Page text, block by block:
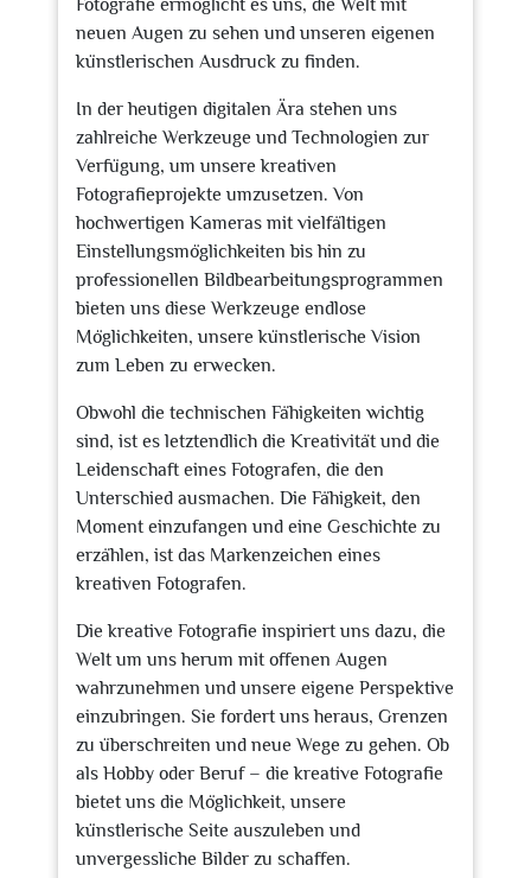
Fotografie ermöglicht es uns, die Welt mit
neuen Augen zu sehen und unseren eigenen
künstlerischen Ausdruck zu finden.
In der heutigen digitalen Ära stehen uns
zahlreiche Werkzeuge und Technologien zur
Verfügung, um unsere kreativen
Fotografieprojekte umzusetzen. Von
hochwertigen Kameras mit vielfältigen
Einstellungsmöglichkeiten bis hin zu
professionellen Bildbearbeitungsprogrammen
bieten uns diese Werkzeuge endlose
Möglichkeiten, unsere künstlerische Vision
zum Leben zu erwecken.
Obwohl die technischen Fähigkeiten wichtig
sind, ist es letztendlich die Kreativität und die
Leidenschaft eines Fotografen, die den
Unterschied ausmachen. Die Fähigkeit, den
Moment einzufangen und eine Geschichte zu
erzählen, ist das Markenzeichen eines
kreativen Fotografen.
Die kreative Fotografie inspiriert uns dazu, die
Welt um uns herum mit offenen Augen
wahrzunehmen und unsere eigene Perspektive
einzubringen. Sie fordert uns heraus, Grenzen
zu überschreiten und neue Wege zu gehen. Ob
als Hobby oder Beruf – die kreative Fotografie
bietet uns die Möglichkeit, unsere
künstlerische Seite auszuleben und
unvergessliche Bilder zu schaffen.